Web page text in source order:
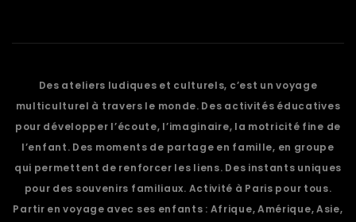
Des ateliers ludiques et culturels, c’est un voyage
multiculturel à travers le monde. Des activités éducatives
pour développer l’écoute, l’imaginaire, la motricité fine de
l’enfant. Des moments de partage en famille, en groupe
qui permettent de renforcer les liens. Des instants uniques
pour des souvenirs familiaux. Activité à Paris pour tous.
Partir en voyage avec ses enfants : Afrique, Amérique, Asie,